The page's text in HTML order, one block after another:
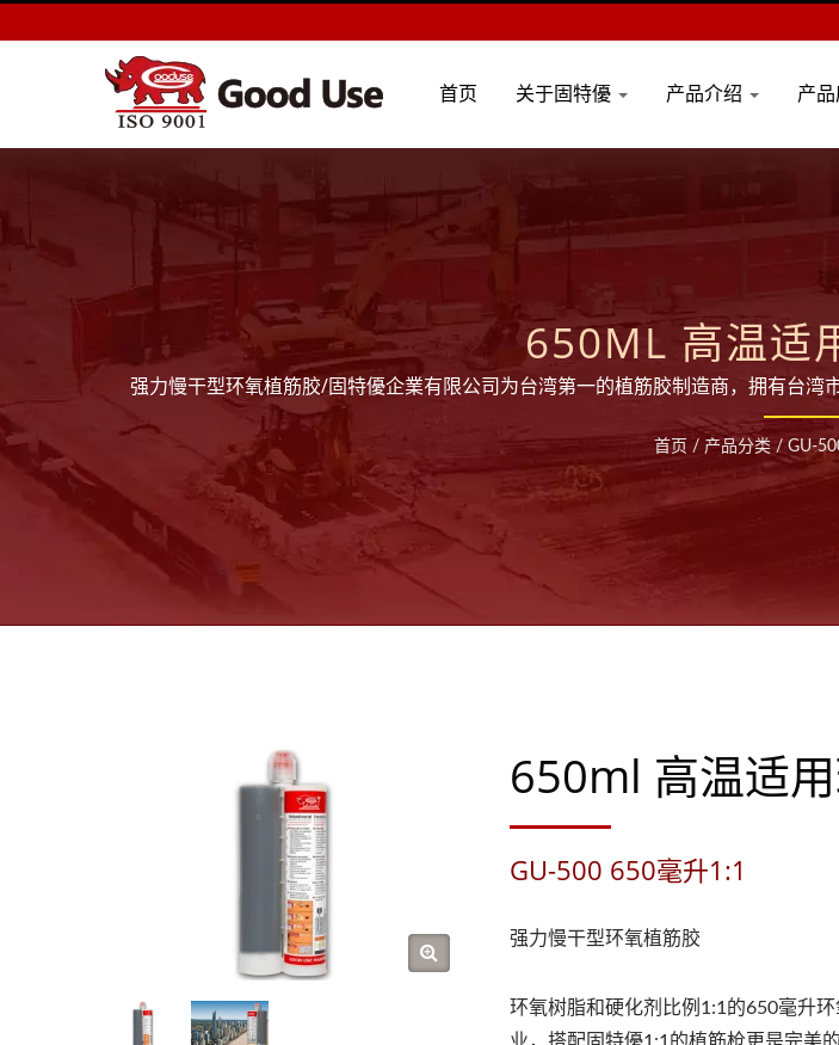
首页 关于固特優 产品介绍 产
650ML 高温适
强力慢干型环氧植筋胶/固特優企業有限公司为台湾第一的植筋胶制造商，拥有台
杆或螺栓紧固于混凝土等坚硬基材中，提供优异的拉拔强度与高承载力
首页 / 产品分类 / GU-
650ml 高温适
GU-500 650毫升1:1
强力慢干型环氧植筋胶
环氧树脂和硬化剂比例1:1的650毫升